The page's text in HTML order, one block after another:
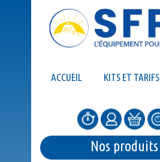
ACCUEIL KITS ET TARIFS
Nos produits